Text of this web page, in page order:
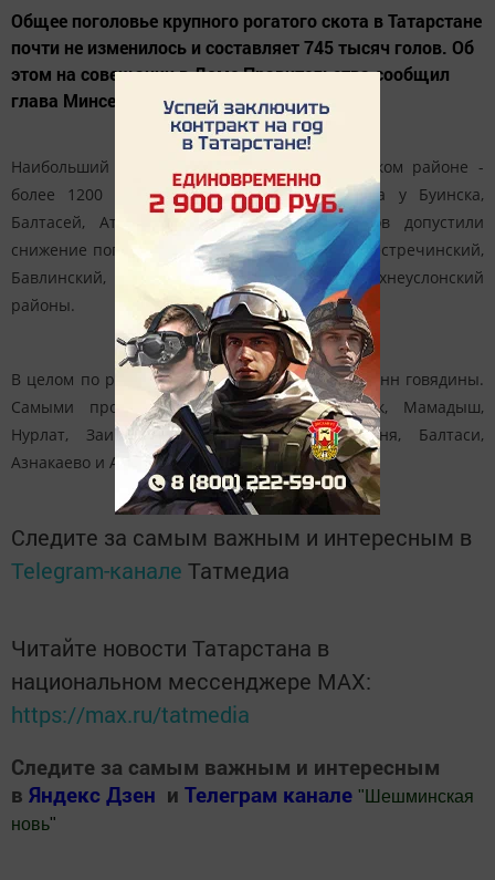
Общее поголовье крупного рогатого скота в Татарстане
почти не изменилось и составляет 745 тысяч голов. Об
этом на совещании в Доме Правительства сообщил
глава Минсельхозпрода РТ Марат Ахметов.
Наибольший прирост обеспечили в Кукморском районе -
более 1200 голов. Также хорошая динамика у Буинска,
Балтасей, Атни. 13 муниципальных районов допустили
снижение поголовья. Среди них Тукаевский, Пестречинский,
Бавлинский, Нижнекамский, Лаишевский, Верхнеуслонский
районы.
В целом по республике произвели 16 тысяч тонн говядины.
Самыми продуктивными сталиАльметьевск, Мамадыш,
Нурлат, Заинск ,Зеленодольск, Кукмор, Атня, Балтаси,
Азнакаево и Актаныш.
Следите за самым важным и интересным в
Telegram-канале Татмедиа
Читайте новости Татарстана в
национальном мессенджере MАХ:
https://max.ru/tatmedia
Следите за самым важным и интересным
в Яндекс Дзен и Телеграм канале " Шешминская
новь"